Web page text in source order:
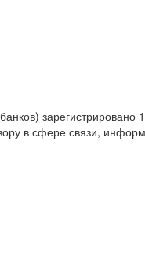
зарегистрировано
в сфере связи,